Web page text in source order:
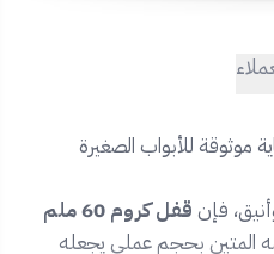
| حماية موثوقة للأبواب الصغيرة
فإن
قفل كروم 60 ملم
المتين بحجم عملي يجعله